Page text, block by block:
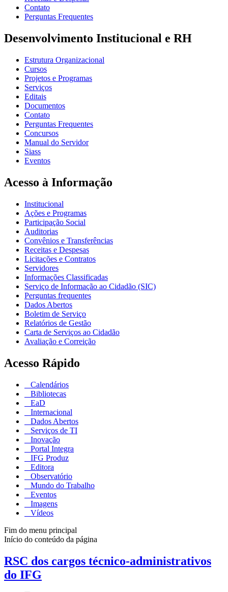
Contato
Perguntas Frequentes
Desenvolvimento Institucional e RH
Estrutura Organizacional
Cursos
Projetos e Programas
Serviços
Editais
Documentos
Contato
Perguntas Frequentes
Concursos
Manual do Servidor
Siass
Eventos
Acesso à Informação
Institucional
Ações e Programas
Participação Social
Auditorias
Convênios e Transferências
Receitas e Despesas
Licitações e Contratos
Servidores
Informações Classificadas
Serviço de Informação ao Cidadão (SIC)
Perguntas frequentes
Dados Abertos
Boletim de Serviço
Relatórios de Gestão
Carta de Serviços ao Cidadão
Avaliação e Correição
Acesso Rápido
Calendários
Bibliotecas
EaD
Internacional
Dados Abertos
Serviços de TI
Inovação
Portal Integra
IFG Produz
Editora
Observatório
Mundo do Trabalho
Eventos
Imagens
Vídeos
Fim do menu principal
Início do conteúdo da página
RSC dos cargos técnico-administrativos
do IFG